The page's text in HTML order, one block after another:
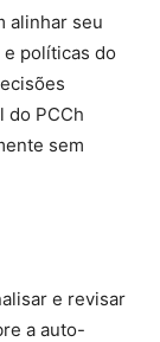
alinhar seu
políticas do
do PCCh
sem
e revisar
a auto-